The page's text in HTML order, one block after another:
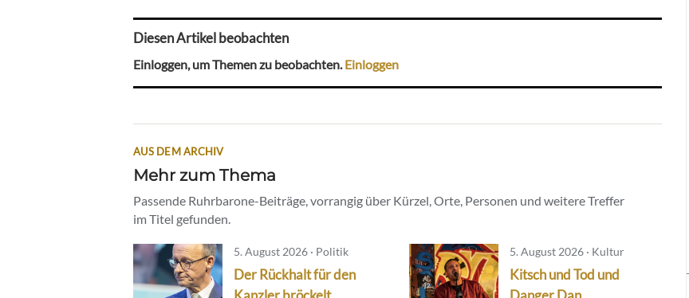
Diesen Artikel beobachten
Einloggen, um Themen zu beobachten.Einloggen
AUS DEM ARCHIV
Mehr zum Thema
Passende Ruhrbarone-Beiträge, vorrangig über Kürzel, Orte, Personen und weitere Treffer
im Titel gefunden.
5. August 2026 · Politik
Der Rückhalt für den
5. August 2026 · Kultur
Kitsch und Tod und